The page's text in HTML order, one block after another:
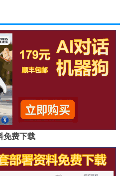
免费下载